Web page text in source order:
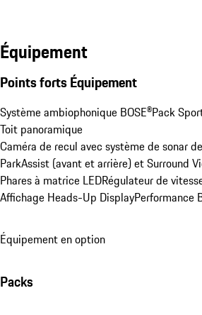
Équipement
Points forts Équipement
Système ambiophonique BOSE®Pack
Toit panoramique
Caméra de recul avec système de sonar
ParkAssist (avant et arrière) et Surround
Phares à matrice LEDRégulateur de
Affichage Heads-Up DisplayPerformance
Équipement en option
Packs